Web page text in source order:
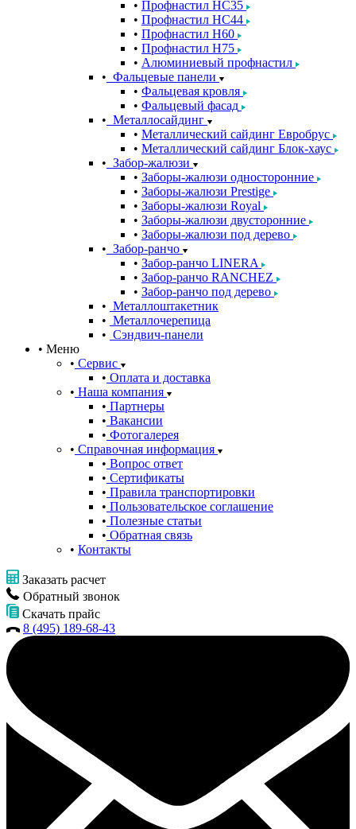
Профнастил НС35
Профнастил НС44
Профнастил Н60
Профнастил Н75
Алюминиевый профнастил
Фальцевые панели
Фальцевая кровля
Фальцевый фасад
Металлосайдинг
Металлический сайдинг Евробрус
Металлический сайдинг Блок-хаус
Забор-жалюзи
Заборы-жалюзи односторонние
Заборы-жалюзи Prestige
Заборы-жалюзи Royal
Заборы-жалюзи двусторонние
Заборы-жалюзи под дерево
Забор-ранчо
Забор-ранчо LINERA
Забор-ранчо RANCHEZ
Забор-ранчо под дерево
Металлоштакетник
Металлочерепица
Сэндвич-панели
Меню
Сервис
Оплата и доставка
Наша компания
Партнеры
Вакансии
Фотогалерея
Справочная информация
Вопрос ответ
Сертификаты
Правила транспортировки
Пользовательское соглашение
Полезные статьи
Обратная связь
Контакты
Заказать расчет
Обратный звонок
Скачать прайс
8 (495) 189-68-43